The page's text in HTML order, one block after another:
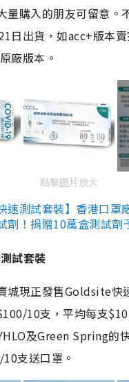
量購入的朋友可留意。
日出貨，如acc+版本
廠版本。
點擊圖片放大
速測試套裝】香港口罩
劑！捐贈10萬盒測試劑
試套裝
城現正發售Goldsite快
10支，平均每支
及Green Spring的
支送口罩。